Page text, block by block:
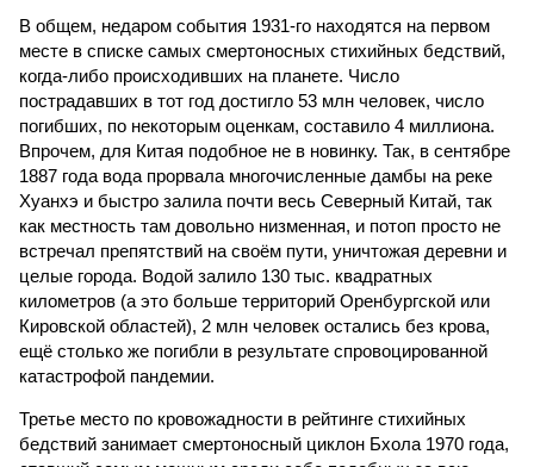
В общем, недаром события 1931-го находятся на первом
месте в списке самых смертоносных стихийных бедствий,
когда-либо происходивших на планете. Число
пострадавших в тот год достигло 53 млн человек, число
погибших, по некоторым оценкам, составило 4 миллиона.
Впрочем, для Китая подобное не в новинку. Так, в сентябре
1887 года вода прорвала многочисленные дамбы на реке
Хуанхэ и быстро залила почти весь Северный Китай, так
как местность там довольно низменная, и потоп просто не
встречал препятствий на своём пути, уничтожая деревни и
целые города. Водой залило 130 тыс. квадратных
километров (а это больше территорий Оренбургской или
Кировской областей), 2 млн человек остались без крова,
ещё столько же погибли в результате спровоцированной
катастрофой пандемии.
Третье место по кровожадности в рейтинге стихийных
бедствий занимает смертоносный циклон Бхола 1970 года,